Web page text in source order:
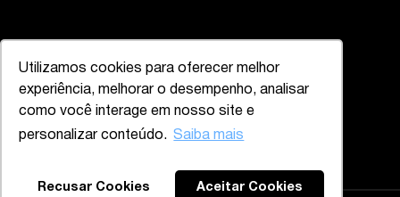
Utilizamos cookies para oferecer melhor
experiência, melhorar o desempenho, analisar
como você interage em nosso site e
personalizar conteúdo. Saiba mais
Recusar Cookies Aceitar Cookies